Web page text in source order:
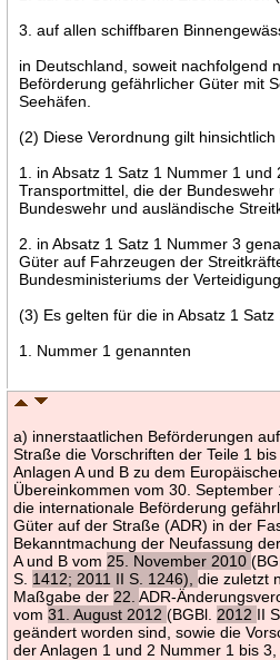
3. auf allen schiffbaren
in Deutschland, soweit nachfolgend
Beförderung gefährlicher Güter mit
Seehäfen.
(2) Diese Verordnung gilt hinsichtlich
1. in Absatz 1 Satz 1 Nummer 1
Transportmittel, die der
Bundeswehr und ausländische
2. in Absatz 1 Satz 1 Nummer 3
Güter auf Fahrzeugen der
Bundesministeriums der
(3) Es gelten für die in Absatz 1 Satz
1. Nummer 1 genannten
a) innerstaatlichen Beförderungen
Straße die Vorschriften der Teile 1
Anlagen A und B zu dem
Übereinkommen vom 30. September
die internationale Beförderung
Güter auf der Straße (ADR) in der
Bekanntmachung der Neufassung
A und B vom 25. November 2010
S. 1412; 2011 II S. 1246),die zuletzt
Maßgabe der 22.ADR-
vom31. August 2012(BGBl. 2012 II
geändert worden sind, sowie die
der Anlagen 1 und 2 Nummer 1 bis 3,